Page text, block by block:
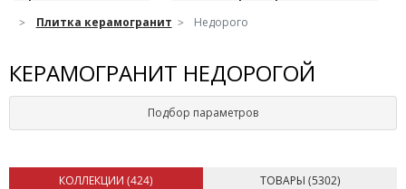
Плитка керамогранит
Недорого
КЕРАМОГРАНИТ НЕДОРОГОЙ
Подбор параметров
КОЛЛЕКЦИИ (424) ТОВАРЫ (5302)